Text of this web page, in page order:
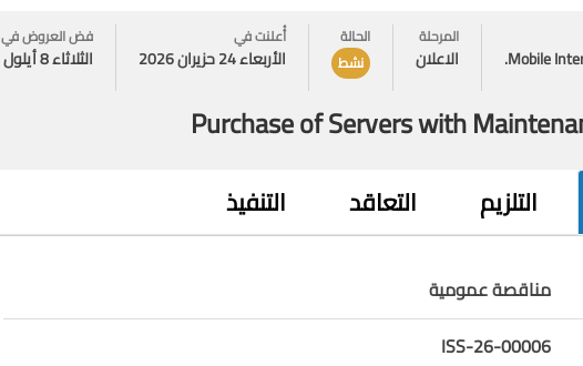
Mobile
المرحلة
الاعلان
الحالة
نشط
أُعلنت في
الأربعاء 24 حزيران 2026
فض العروض في
الثلاثاء 8 أيلول 2026
Purchase of Servers with
التلزيم التعاقد التنفيذ
مناقصة عمومية
ISS-26-00006